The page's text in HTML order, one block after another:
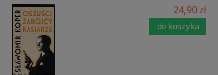
24,90 zł
do koszyka